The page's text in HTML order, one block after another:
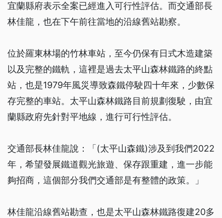
宜蘭縣府表示全案已經進入可行性評估。而交通部長
林佳龍，也在下午前往當地的沿線舊站勘察。
位於羅東林場的竹林車站，至今仍保有日式木造建築
以及完整的鐵軌，這裡是過去太平山森林鐵路的終點
站，也是1979年風災導致森鐵停駛四十年來，少數保
存完整的車站。太平山森林鐵路目前規劃復駛，由宜
蘭縣政府先針對平地線，進行可行性評估。
交通部長林佳龍說：「(太平山森鐵)涉及到我們2022
年，希望發展鐵道觀光旅遊、保存跟重建，進一步能
夠招商，這個部分我們交通部是有整體的政策。」
林佳龍沿線舊站勘查，也是太平山森林鐵路復建20多